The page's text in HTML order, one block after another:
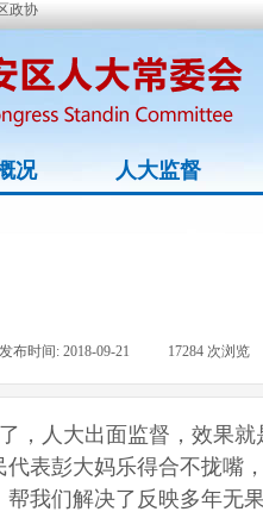
政协
况 人大监督
发布时间: 2018-09-21 17284 次浏览
，人大出面监督，效果
表彭大妈乐得合不拢嘴
我们解决了反映多年无